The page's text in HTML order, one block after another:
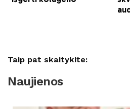
Taip pat skaitykite:
Naujienos